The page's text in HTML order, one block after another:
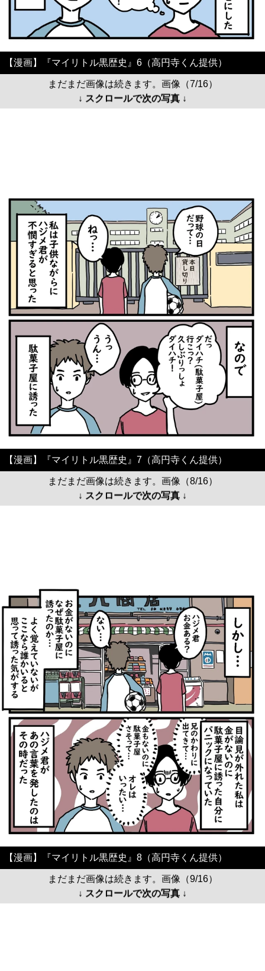
【漫画】『マイリトル黒歴史』6（高円寺くん提供）
まだまだ画像は続きます。画像（7/16）
↓ スクロールで次の写真 ↓
【漫画】『マイリトル黒歴史』7（高円寺くん提供）
まだまだ画像は続きます。画像（8/16）
↓ スクロールで次の写真 ↓
【漫画】『マイリトル黒歴史』8（高円寺くん提供）
まだまだ画像は続きます。画像（9/16）
↓ スクロールで次の写真 ↓